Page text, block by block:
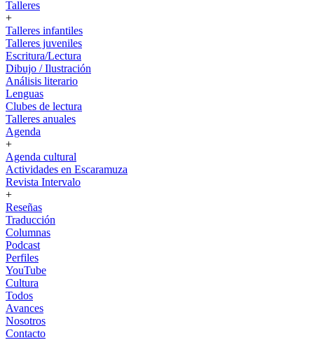
Talleres
+
Talleres infantiles
Talleres juveniles
Escritura/Lectura
Dibujo / Ilustración
Análisis literario
Lenguas
Clubes de lectura
Talleres anuales
Agenda
+
Agenda cultural
Actividades en Escaramuza
Revista Intervalo
+
Reseñas
Traducción
Columnas
Podcast
Perfiles
YouTube
Cultura
Todos
Avances
Nosotros
Contacto